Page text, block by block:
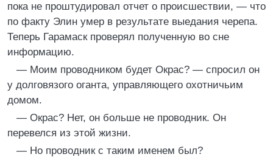
пока не проштудировал отчет о происшествии, — что
по факту Элин умер в результате выедания черепа.
Теперь Гарамаск проверял полученную во сне
информацию.
— Моим проводником будет Окрас? — спросил он
у долговязого оганта, управляющего охотничьим
домом.
— Окрас? Нет, он больше не проводник. Он
перевелся из этой жизни.
— Но проводник с таким именем был?